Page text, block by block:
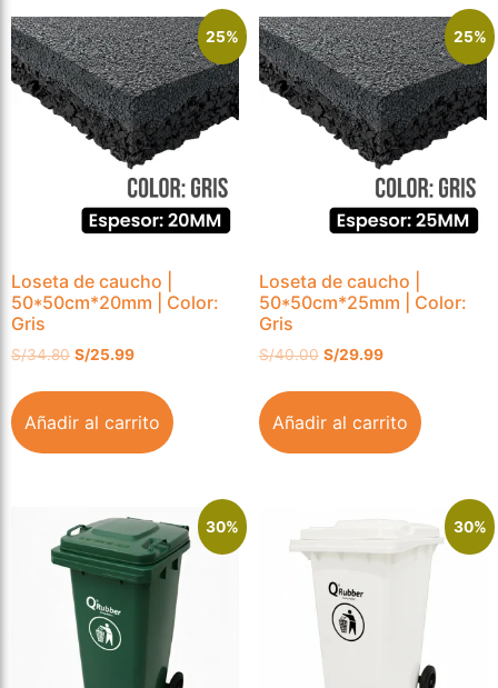
25%
Loseta de caucho |
50*50cm*20mm | Color:
Gris
S/34.80 S/25.99
Añadir al carrito
25%
Loseta de caucho |
50*50cm*25mm | Color:
Gris
S/40.00 S/29.99
Añadir al carrito
30% 30%